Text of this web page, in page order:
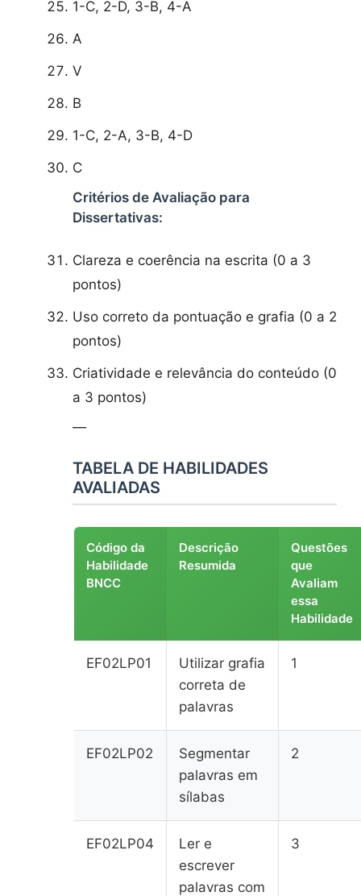
1-C, 2-D, 3-B, 4-A
A
V
B
1-C, 2-A, 3-B, 4-D
C
Critérios de Avaliação para
Dissertativas:
Clareza e coerência na escrita (0 a 3
pontos)
Uso correto da pontuação e grafia (0 a 2
pontos)
Criatividade e relevância do conteúdo (0
a 3 pontos)
—
TABELA DE HABILIDADES
AVALIADAS
Código da
Habilidade
BNCC
Descrição
Resumida
Questões
que
Avaliam
essa
Habilidade
EF02LP01
Utilizar grafia
correta de
palavras
1
EF02LP02
Segmentar
palavras em
sílabas
2
EF02LP04
Ler e
escrever
palavras com
3